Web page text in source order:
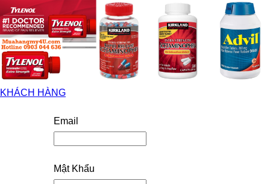
KHÁCH HÀNG
Email
Mật Khẩu